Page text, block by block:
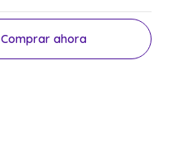
Comprar ahora